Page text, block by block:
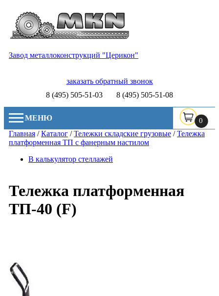
Завод металлоконструкций "Церикон"
заказать обратный звонок
8 (495) 505-51-03
8 (495) 505-51-08
0
МЕНЮ
Главная /Каталог /Тележки складские грузовые /Тележка
платформенная ТП с фанерным настилом
В калькулятор стеллажей
Тележка платформенная
ТП-40 (F)